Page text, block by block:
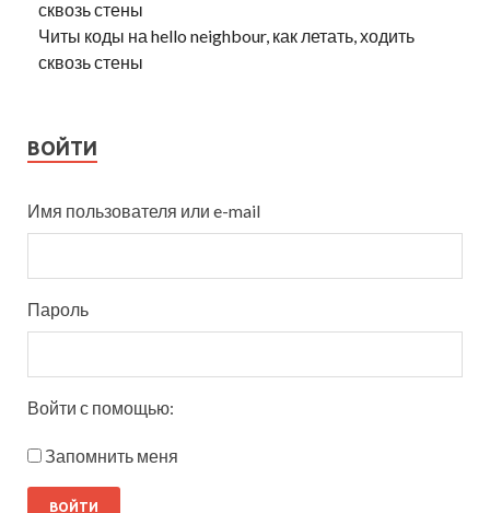
Читы коды на hello neighbour, как летать, ходить
сквозь стены
ВОЙТИ
Имя пользователя или e-mail
Пароль
Войти с помощью:
Запомнить меня